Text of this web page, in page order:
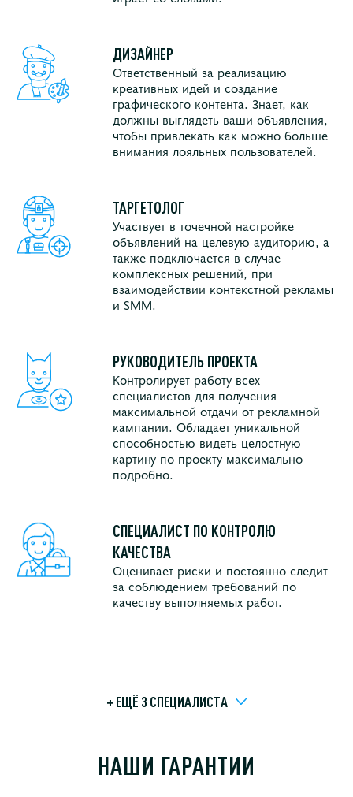
ДИЗАЙНЕР
Ответственный за реализацию
креативных идей и создание
графического контента. Знает, как
должны выглядеть ваши объявления,
чтобы привлекать как можно больше
внимания лояльных пользователей.
ТАРГЕТОЛОГ
Участвует в точечной настройке
объявлений на целевую аудиторию, а
также подключается в случае
комплексных решений, при
взаимодействии контекстной рекламы
и SMM.
РУКОВОДИТЕЛЬ ПРОЕКТА
Контролирует работу всех
специалистов для получения
максимальной отдачи от рекламной
кампании. Обладает уникальной
способностью видеть целостную
картину по проекту максимально
подробно.
СПЕЦИАЛИСТ ПО КОНТРОЛЮ
КАЧЕСТВА
Оценивает риски и постоянно следит
за соблюдением требований по
качеству выполняемых работ.
+ ЕЩЁ 3 СПЕЦИАЛИСТA
НАШИ ГАРАНТИИ